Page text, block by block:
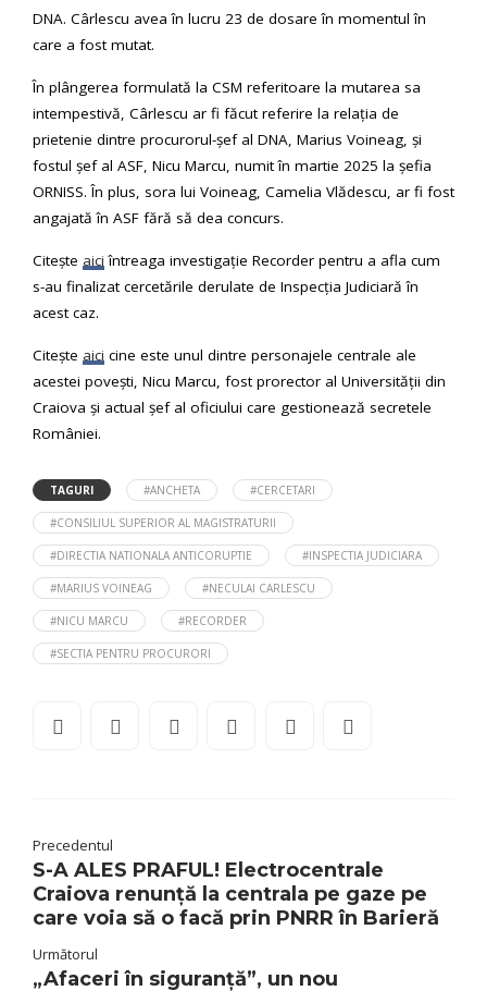
DNA. Cârlescu avea în lucru 23 de dosare în momentul în
care a fost mutat.
În plângerea formulată la CSM referitoare la mutarea sa
intempestivă, Cârlescu ar fi făcut referire la relația de
prietenie dintre procurorul-șef al DNA, Marius Voineag, și
fostul șef al ASF, Nicu Marcu, numit în martie 2025 la șefia
ORNISS. În plus, sora lui Voineag, Camelia Vlădescu, ar fi fost
angajată în ASF fără să dea concurs.
Citește aici întreaga investigație Recorder pentru a afla cum
s-au finalizat cercetările derulate de Inspecția Judiciară în
acest caz.
Citește aici cine este unul dintre personajele centrale ale
acestei povești, Nicu Marcu, fost prorector al Universității din
Craiova și actual șef al oficiului care gestionează secretele
României.
TAGURI #ANCHETA #CERCETARI
#CONSILIUL SUPERIOR AL MAGISTRATURII
#DIRECTIA NATIONALA ANTICORUPTIE #INSPECTIA JUDICIARA
#MARIUS VOINEAG #NECULAI CARLESCU
#NICU MARCU #RECORDER
#SECTIA PENTRU PROCURORI
Precedentul
S-A ALES PRAFUL! Electrocentrale
Craiova renunță la centrala pe gaze pe
care voia să o facă prin PNRR în Barieră
Următorul
„Afaceri în siguranță”, un nou